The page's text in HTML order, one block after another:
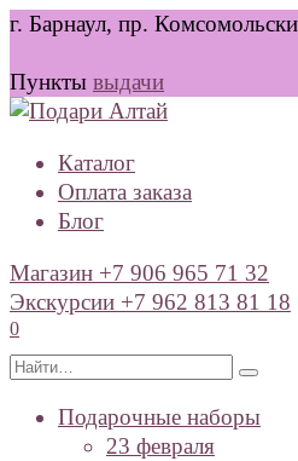
Перейти
содержанию
г. Барнаул, пр.
Пункты выдачи
Каталог
Оплата заказа
Блог
Магазин +7 906 965 71 32
Экскурсии +7 962 813 81 18
0
Search
Подарочные наборы
23 февраля